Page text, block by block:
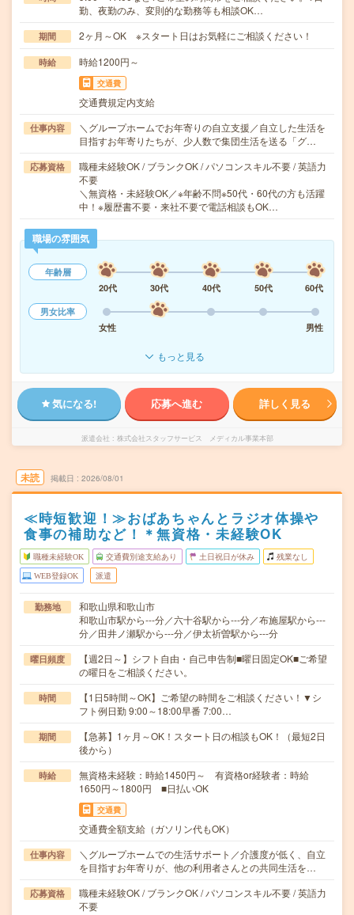
勤、夜勤のみ、変則的な勤務等も相談OK…
期間 2ヶ月～OK ※スタート日はお気軽にご相談ください！
時給 時給1200円～
交通費
交通費規定内支給
仕事内容
＼グループホームでお年寄りの自立支援／自立した生活を
目指すお年寄りたちが、少人数で集団生活を送る「グ…
応募資格
職種未経験OK / ブランクOK / パソコンスキル不要 / 英語力
不要
＼無資格・未経験OK／※年齢不問※50代・60代の方も活躍
中！※履歴書不要・来社不要で電話相談もOK…
職場の雰囲気
年齢層
20代
30代 40代 50代
60代
男女比率
女性
男性
もっと見る
気になる! 応募へ進む 詳しく見る
派遣会社 株式会社スタッフサービス メディカル事業本部
未読 掲載日 2026/08/01
≪時短歓迎！≫おばあちゃんとラジオ体操や
食事の補助など！＊無資格・未経験OK
職種未経験OK 交通費別途支給あり 土日祝日が休み 残業なし
WEB登録OK 派遣
勤務地
和歌山県和歌山市
和歌山市駅から---分／六十谷駅から---分／布施屋駅から---
分／田井ノ瀬駅から---分／伊太祈曽駅から---分
曜日頻度
【週2日～】シフト自由・自己申告制■曜日固定OK■ご希望
の曜日をご相談ください。
時間
【1日5時間～OK】ご希望の時間をご相談ください！▼シ
フト例日勤 9:00～18:00早番 7:00…
期間
【急募】1ヶ月～OK！スタート日の相談もOK！（最短2日
後から）
時給
無資格未経験：時給1450円～ 有資格or経験者：時給
1650円～1800円 ■日払いOK
交通費
交通費全額支給（ガソリン代もOK）
仕事内容
＼グループホームでの生活サポート／介護度が低く、自立
を目指すお年寄りが、他の利用者さんとの共同生活を…
応募資格
職種未経験OK / ブランクOK / パソコンスキル不要 / 英語力
不要